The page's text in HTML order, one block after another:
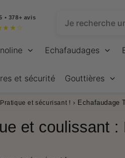
• 378+ avis
★ ★ ☆
Echafaudages
et sécurité Gouttières
et sécurisant ! › Echafaudage
et coulissant